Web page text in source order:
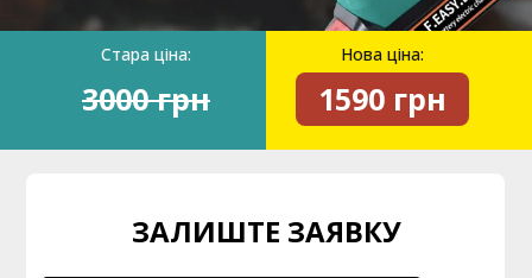
Стара ціна:
3000 грн
Нова ціна:
1590 грн
ЗАЛИШТЕ ЗАЯВКУ